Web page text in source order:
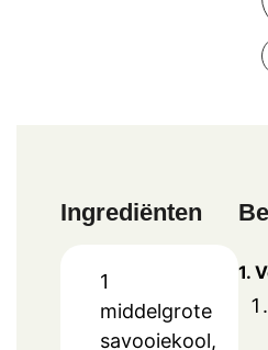
Ingrediënten
1
middelgrote
savooiekool,
1.